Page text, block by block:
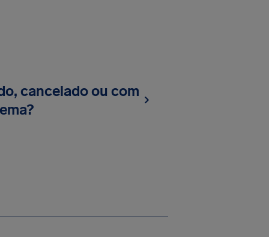
cancelado ou com